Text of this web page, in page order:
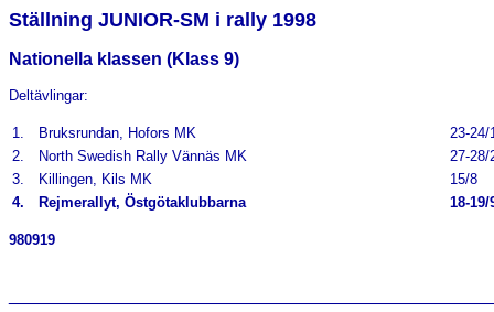
Ställning JUNIOR-SM i rally 1998
Nationella klassen (Klass 9)
Deltävlingar:
1. Bruksrundan, Hofors MK
23-24/
2.
North Swedish Rally Vännäs MK
27-28/
3.
Killingen, Kils MK
15/8
4.
Rejmerallyt, Östgötaklubbarna 18-19/
980919